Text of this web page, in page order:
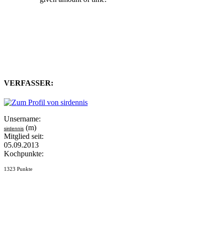
VERFASSER:
Unsername:
sirdennis (m)
Mitglied seit:
05.09.2013
Kochpunkte:
1323 Punkte